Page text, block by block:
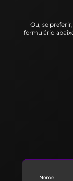
Ou, se preferir,
formulário
Nome